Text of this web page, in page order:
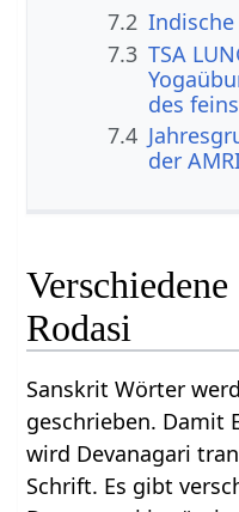
7.2
7.3 TSA
des
7.4
der
Rodasi
Sanskrit Wörter
geschrieben. Damit
wird Devanagari
Schrift. Es gibt